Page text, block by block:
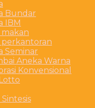
Bundar
IBM
Seminar
Aneka Warna
Konvensional